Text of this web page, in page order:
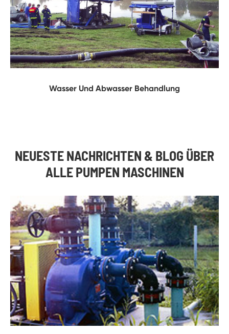
Wasser Und Abwasser Behandlung
NEUESTE NACHRICHTEN & BLOG ÜBER
ALLE PUMPEN MASCHINEN